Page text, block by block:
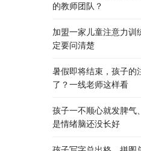
的教师团队？
加盟一家儿童注意力训
定要问清楚
暑假即将结束，孩子的
了？一线老师这样看
孩子一不顺心就发脾气
是情绪脑还没长好